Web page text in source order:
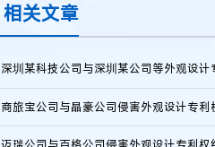
相关文章
深圳某科技公司与深圳某公司等外观设
商旅宝公司与晶豪公司侵害外观设计专利